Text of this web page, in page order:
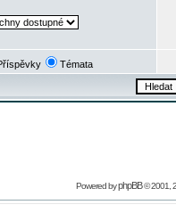
Témata
Powered byphpBB© 2001,